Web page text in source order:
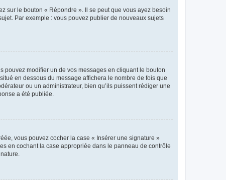
sur le bouton « Répondre ». Il se peut que vous ayez besoin
Par exemple : vous pouvez publier de nouveaux sujets
pouvez modifier un de vos messages en cliquant le bouton
en dessous du message affichera le nombre de fois que
ou un administrateur, bien qu’ils puissent rédiger une
a été publiée.
vous pouvez cocher la case « Insérer une signature »
en cochant la case appropriée dans le panneau de contrôle